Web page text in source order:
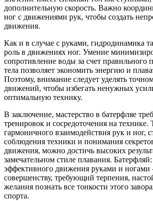
дополнительную скорость. Важно
ног с движениями рук, чтобы создать
движения.
Как и в случае с руками, гидродинамика
роль в движениях ног. Умение
сопротивление воды за счет правильного
тела позволяет экономить энергию и
Поэтому, внимание следует уделять
движений, чтобы избегать ненужных
оптимальную технику.
В заключение, мастерство в батерфляе
тренировок и сосредоточения на технике.
гармоничного взаимодействия рук и ног,
соблюдения техники и понимания
движения, можно достичь высоких
замечательном стиле плавания.
эффективного движения руками и ногами
совершенству, требующий терпения,
желания познать все тонкости этого
спорта.